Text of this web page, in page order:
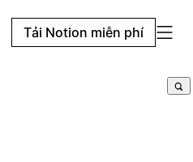
Tải Notion miễn phí